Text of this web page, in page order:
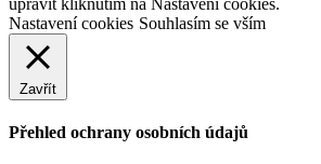
upravit kliknutím na Nastavení cookies.
Nastavení cookies Souhlasím se vším
Zavřít
Přehled ochrany osobních údajů